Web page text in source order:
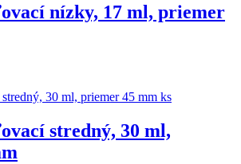
nízky, 17 ml, priemer
stredný, 30 ml,